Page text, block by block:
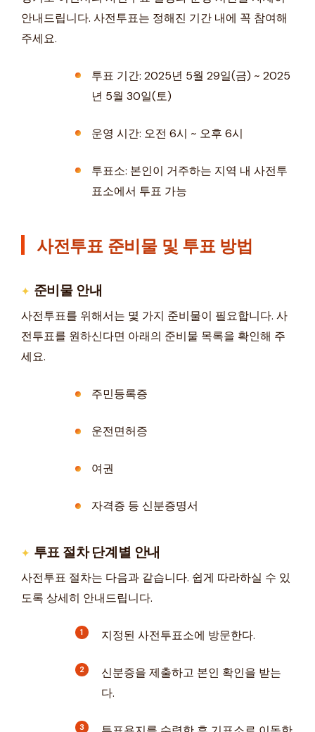
안내드립니다. 사전투표는 정해진 기간 내에 꼭 참여해
주세요.
투표 기간: 2025년 5월 29일(금) ~ 2025
년 5월 30일(토)
운영 시간: 오전 6시 ~ 오후 6시
투표소: 본인이 거주하는 지역 내 사전투
표소에서 투표 가능
사전투표 준비물 및 투표 방법
준비물 안내
사전투표를 위해서는 몇 가지 준비물이 필요합니다. 사
전투표를 원하신다면 아래의 준비물 목록을 확인해 주
세요.
주민등록증
운전면허증
여권
자격증 등 신분증명서
투표 절차 단계별 안내
사전투표 절차는 다음과 같습니다. 쉽게 따라하실 수 있
도록 상세히 안내드립니다.
지정된 사전투표소에 방문한다.
신분증을 제출하고 본인 확인을 받는
다.